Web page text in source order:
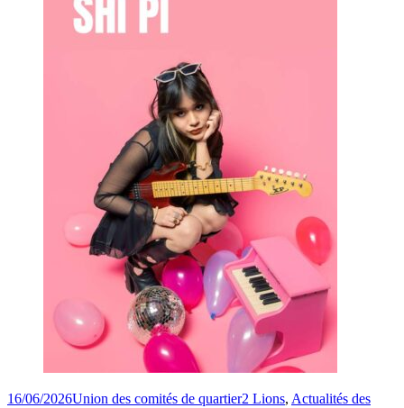
Publié
16/06/2026Auteur
Union des comités de quartierCatégories
2 Lions, Actualités des